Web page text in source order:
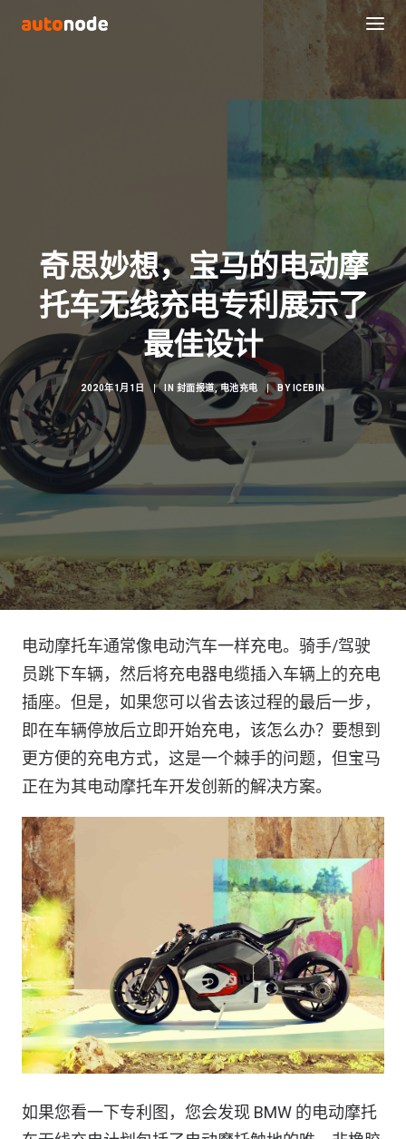
Search
奇思妙想，宝马的电动摩
托车无线充电专利展示了
最佳设计
2020年1月1日 | IN 封面报道,电池充电 | BY ICEBIN
电动摩托车通常像电动汽车一样充电。骑手/驾驶
员跳下车辆，然后将充电器电缆插入车辆上的充电
插座。但是，如果您可以省去该过程的最后一步，
即在车辆停放后立即开始充电，该怎么办？要想到
更方便的充电方式，这是一个棘手的问题，但宝马
正在为其电动摩托车开发创新的解决方案。
如果您看一下专利图，您会发现 BMW 的电动摩托